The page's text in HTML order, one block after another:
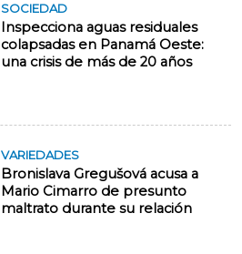
SOCIEDAD
Inspecciona aguas residuales
colapsadas en Panamá Oeste:
una crisis de más de 20 años
VARIEDADES
Bronislava Gregušová acusa a
Mario Cimarro de presunto
maltrato durante su relación